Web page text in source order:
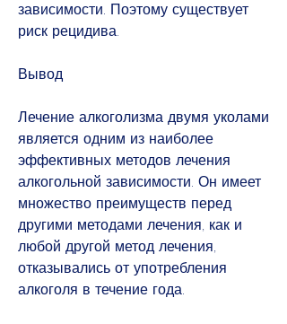
зависимости. Поэтому существует
риск рецидива.
Вывод
Лечение алкоголизма двумя уколами
является одним из наиболее
эффективных методов лечения
алкогольной зависимости. Он имеет
множество преимуществ перед
другими методами лечения, как и
любой другой метод лечения,
отказывались от употребления
алкоголя в течение года.